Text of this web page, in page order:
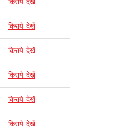
किराये देखें
किराये देखें
किराये देखें
किराये देखें
किराये देखें
किराये देखें